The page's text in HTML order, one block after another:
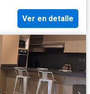
Ver en detalle